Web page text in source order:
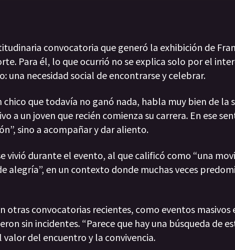
convocatoria que generó la exhibición de
Para él, lo que ocurrió no se explica solo por el
necesidad social de encontrarse y celebrar.
que todavía no ganó nada, habla muy bien de la
a un joven que recién comienza su carrera. En ese
sino a acompañar y dar aliento.
durante el evento, al que calificó como “una
alegría”, en un contexto donde muchas veces
otras convocatorias recientes, como eventos masivos
sin incidentes. “Parece que hay una búsqueda de
del encuentro y la convivencia.